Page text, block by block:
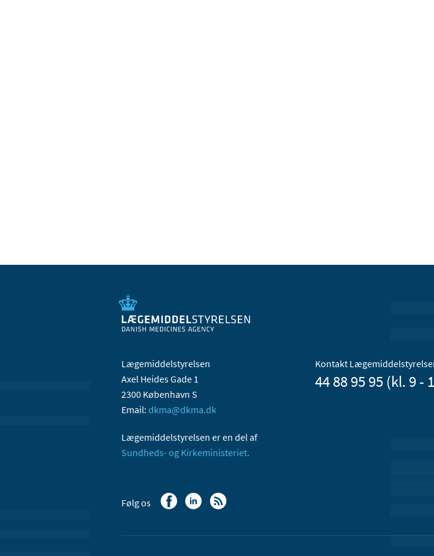
Lægemiddelstyrelsen
Axel Heides Gade 1
2300 København S
Email: dkma@dkma.dk
Lægemiddelstyrelsen er en del af
Sundheds- og Kirkeministeriet.
Kontakt
44 88 95 95 (kl. 9 -
Følg os